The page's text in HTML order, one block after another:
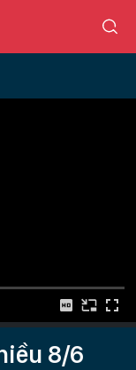
8/6